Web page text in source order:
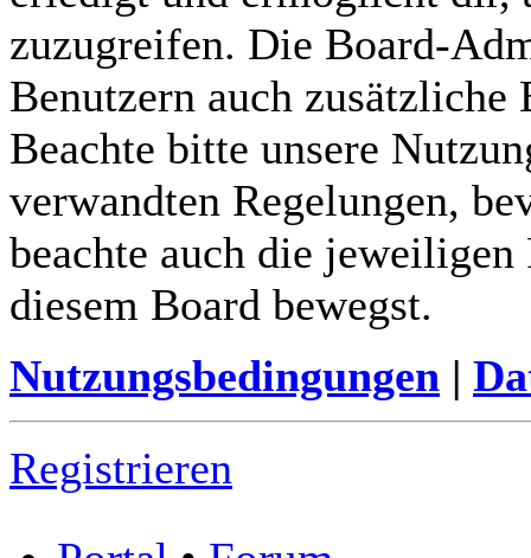
zuzugreifen. Die Board-
Benutzern auch zusätzliche
Beachte bitte unsere
verwandten Regelungen,
beachte auch die
diesem Board bewegst.
Nutzungsbedingungen |
Registrieren